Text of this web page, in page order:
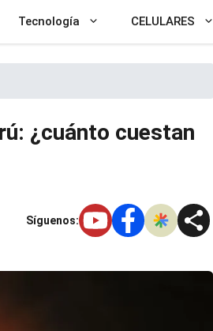
Tecnología CELULARES
¿cuánto cuestan
Síguenos: